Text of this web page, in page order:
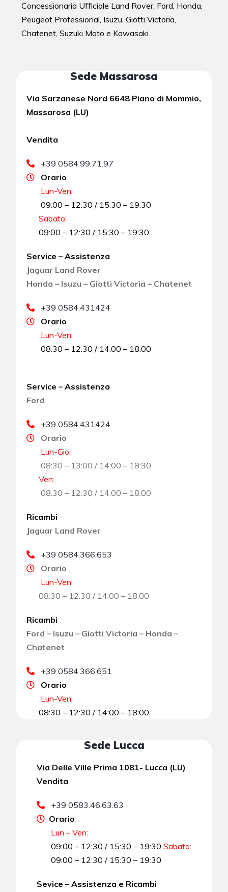
Concessionaria Ufficiale Land Rover, Ford, Honda,
Peugeot Professional, Isuzu, Giotti Victoria,
Chatenet, Suzuki Moto e Kawasaki.
Sede Massarosa
Via Sarzanese Nord 6648 Piano di Mommio,
Massarosa (LU)
Vendita
+39 0584.99.71.97
Orario
Lun-Ven:
09:00 – 12:30 / 15:30 – 19:30
Sabato:
09:00 – 12:30 / 15:30 – 19:30
Service – Assistenza
Jaguar Land Rover
Honda – Isuzu – Giotti Victoria – Chatenet
+39 0584.431424
Orario
Lun-Ven:
08:30 – 12:30 / 14:00 – 18:00
Service – Assistenza
Ford
+39 0584.431424
Orario
Lun-Gio:
08:30 – 13:00 / 14:00 – 18:30
Ven:
08:30 – 12:30 / 14:00 – 18:00
Ricambi
Jaguar Land Rover
+39 0584.366.653
Orario
Lun-Ven:
08:30 – 12:30 / 14:00 – 18:00
Ricambi
Ford – Isuzu – Giotti Victoria – Honda –
Chatenet
+39 0584.366.651
Orario
Lun-Ven:
08:30 – 12:30 / 14:00 – 18:00
Sede Lucca
Via Delle Ville Prima 1081- Lucca (LU)
Vendita
+39 0583.46.63.63
Orario
Lun – Ven:
09:00 – 12:30 / 15:30 – 19:30 Sabato:
09:00 – 12:30 / 15:30 – 19:30
Sevice – Assistenza e Ricambi